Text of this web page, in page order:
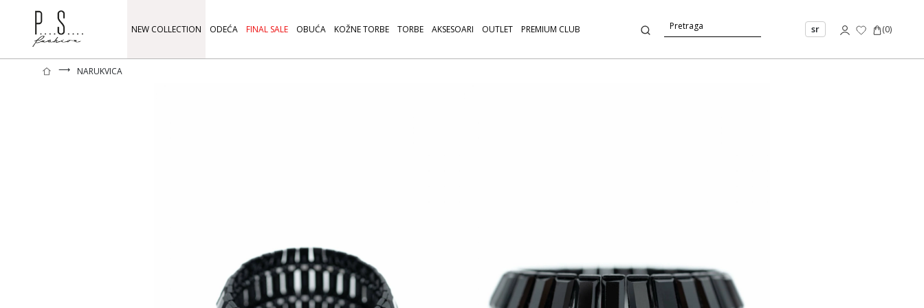
NEW COLLECTION ODEĆA FINAL SALE OBUĆA KOŽNE TORBE TORBE AKSESOARI OUTLET PREMIUM CLUB sr (0)
⟶ NARUKVICA